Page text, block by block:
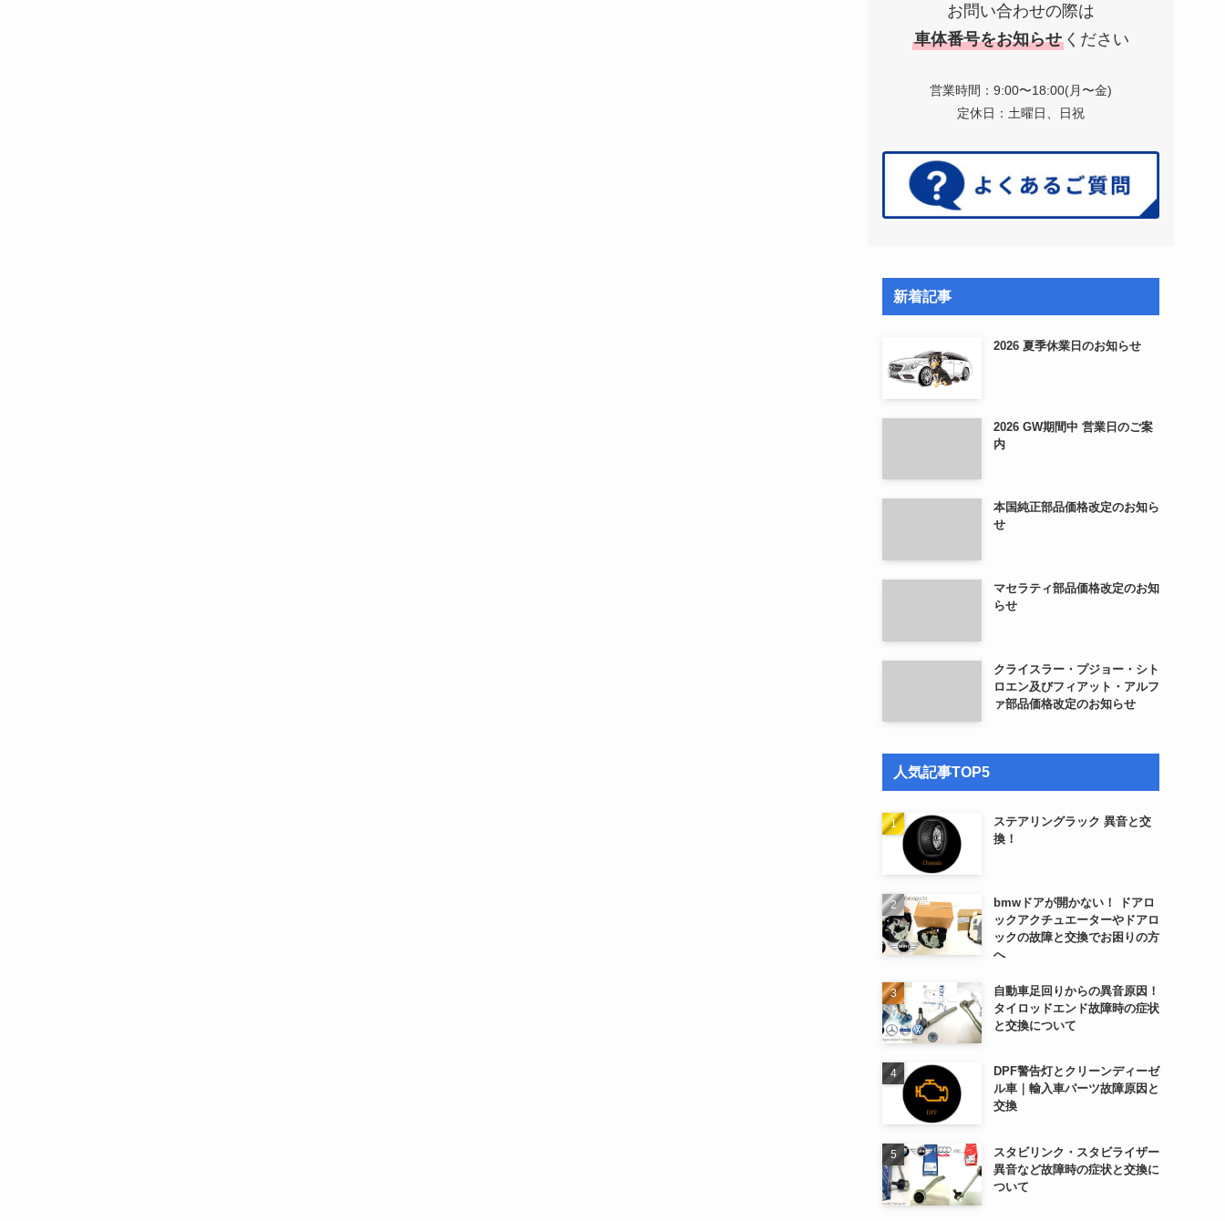
お問い合わせの際は
車体番号をお知らせ ください
営業時間：9:00〜18:00(月〜金)
定休日：土曜日、日祝
新着記事
2026 夏季休業日のお知らせ
2026 GW期間中 営業日のご案
内
本国純正部品価格改定のお知ら
せ
マセラティ部品価格改定のお知
らせ
クライスラー・プジョー・シト
ロエン及びフィアット・アルフ
ァ部品価格改定のお知らせ
人気記事TOP5
ステアリングラック 異音と交
換！
bmwドアが開かない！ ドアロ
ックアクチュエーターやドアロ
ックの故障と交換でお困りの方
へ
自動車足回りからの異音原因！
タイロッドエンド故障時の症状
と交換について
DPF警告灯とクリーンディーゼ
ル車｜輸入車パーツ故障原因と
交換
スタビリンク・スタビライザー
異音など故障時の症状と交換に
ついて